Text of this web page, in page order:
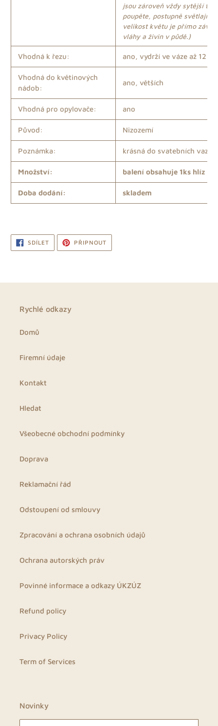
jsou zároveň vždy sytější
poupěte, postupně světlají.
velikost květu je přímo
vláhy a živin v půdě.)
Vhodná k řezu: ano, vydrží ve váze až 12
Vhodná do květinových
nádob:
ano, větších
Vhodná pro opylovače: ano
Původ: Nizozemí
Poznámka: krásná do svatebních vazeb
Množství: balení obsahuje 1ks hlíz
Doba dodání: skladem
SDÍLETSDÍLET
FACEBOOKU
PŘIPNOUT
PINTERESTU
Rychlé odkazy
Domů
Firemní údaje
Kontakt
Hledat
Všeobecné obchodní podmínky
Doprava
Reklamační řád
Odstoupení od smlouvy
Zpracování a ochrana osobních údajů
Ochrana autorských práv
Povinné informace a odkazy ÚKZÚZ
Refund policy
Privacy Policy
Term of Services
Novinky